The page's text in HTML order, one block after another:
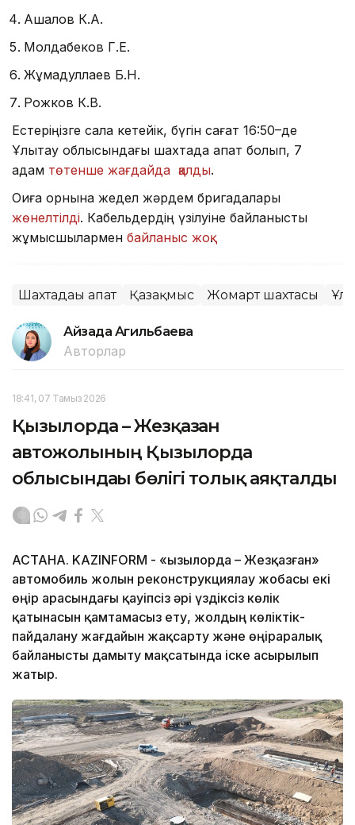
Ақшалов К.А.
Молдабеков Г.Е.
Жұмадуллаев Б.Н.
Рожков К.В.
Естеріңізге сала кетейік, бүгін сағат 16:50–де
Ұлытау облысындағы шахтада апат болып, 7
адам төтенше жағдайда қалды.
Оқиға орнына жедел жәрдем бригадалары
жөнелтілді. Кабельдердің үзілуіне байланысты
жұмысшылармен байланыс жоқ.
Шахтадағы апат Қазақмыс Жомарт шахтасы
Айзада Агильбаева
Авторлар
18:41, 07 Тамыз 2026
Қызылорда – Жезқазған
автожолының Қызылорда
облысындағы бөлігі толық аяқталды
АСТАНА. KAZINFORM - «Қызылорда – Жезқазған»
автомобиль жолын реконструкциялау жобасы екі
өңір арасындағы қауіпсіз әрі үздіксіз көлік
қатынасын қамтамасыз ету, жолдың көліктік-
пайдалану жағдайын жақсарту және өңіраралық
байланысты дамыту мақсатында іске асырылып
жатыр.